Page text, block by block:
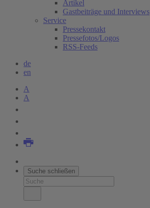
Artikel
Gastbeiträge und Interviews
Service
Pressekontakt
Pressefotos/Logos
RSS-Feeds
de
en
A
A
Suche schließen